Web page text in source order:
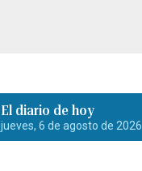
El diario de hoy
jueves, 6 de agosto de 2026